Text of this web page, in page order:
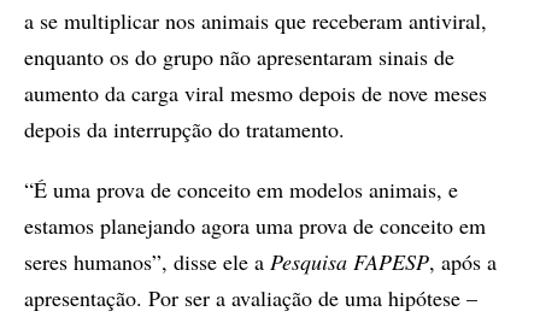
a se multiplicar nos animais que receberam antiviral,
enquanto os do grupo não apresentaram sinais de
aumento da carga viral mesmo depois de nove meses
depois da interrupção do tratamento.
“É uma prova de conceito em modelos animais, e
estamos planejando agora uma prova de conceito em
seres humanos”, disse ele a Pesquisa FAPESP, após a
apresentação. Por ser a avaliação de uma hipótese –